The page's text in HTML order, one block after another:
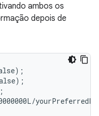
ambos os
depois de